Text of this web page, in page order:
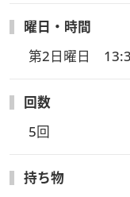
曜日・時間
第2日曜日　
回数
5回
持ち物